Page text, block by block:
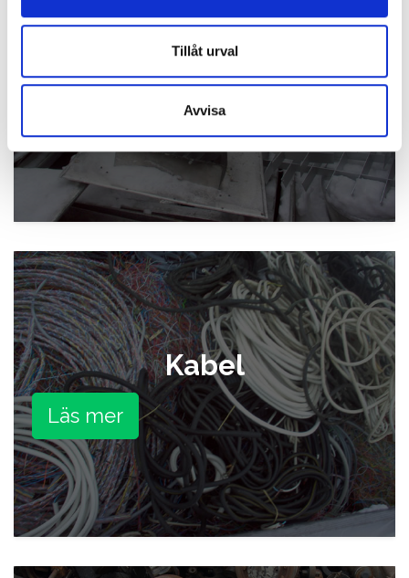
Tillåt urval
Avvisa
Aluminium
Kabel
Läs mer